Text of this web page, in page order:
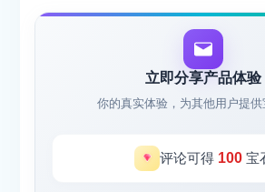
立即分享产品体验
你的真实体验，为其他用户提
评论可得 100宝